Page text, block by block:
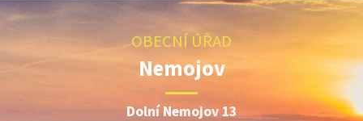
OBECNÍ ÚŘAD
Nemojov
Dolní Nemojov 13